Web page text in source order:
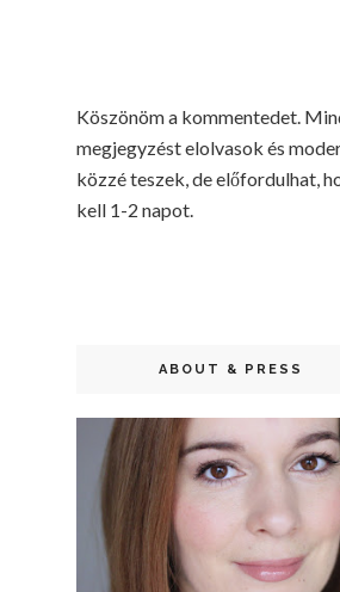
Köszönöm a kommentedet.
megjegyzést elolvasok és
közzé teszek, de előfordulhat,
kell 1-2 napot.
ABOUT & PRESS